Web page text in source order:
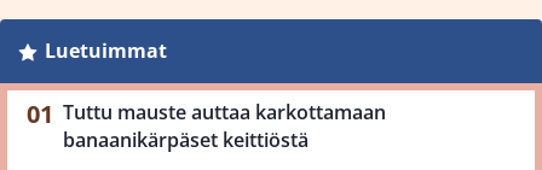
Luetuimmat
Tuttu mauste auttaa karkottamaan
banaanikärpäset keittiöstä